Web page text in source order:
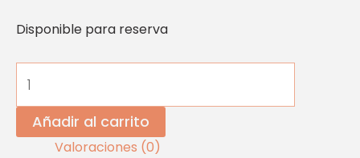
Disponible para reserva
Añadir al carrito
Valoraciones (0)